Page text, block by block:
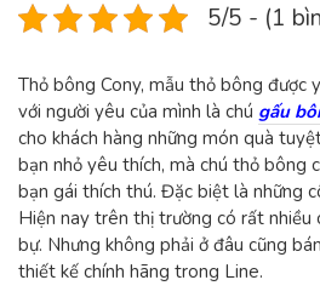
5/5 - (1
Thỏ bông Cony, mẫu thỏ bông được
với người yêu của mình là chú gấu
cho khách hàng những món quà
bạn nhỏ yêu thích, mà chú thỏ bông
bạn gái thích thú. Đặc biệt là những
Hiện nay trên thị trường có rất nhiều
bự. Nhưng không phải ở đâu cũng
thiết kế chính hãng trong Line.